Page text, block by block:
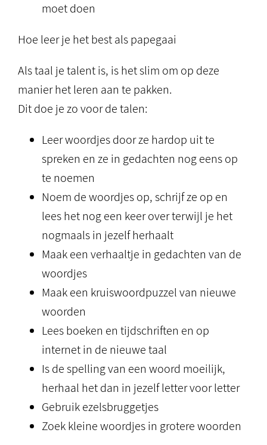
moet doen
Hoe leer je het best als papegaai
Als taal je talent is, is het slim om op deze
manier het leren aan te pakken.
Dit doe je zo voor de talen:
Leer woordjes door ze hardop uit te
spreken en ze in gedachten nog eens op
te noemen
Noem de woordjes op, schrijf ze op en
lees het nog een keer over terwijl je het
nogmaals in jezelf herhaalt
Maak een verhaaltje in gedachten van de
woordjes
Maak een kruiswoordpuzzel van nieuwe
woorden
Lees boeken en tijdschriften en op
internet in de nieuwe taal
Is de spelling van een woord moeilijk,
herhaal het dan in jezelf letter voor letter
Gebruik ezelsbruggetjes
Zoek kleine woordjes in grotere woorden